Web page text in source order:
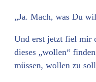
„Ja. Mach, was Du
Und erst jetzt fiel mir
dieses „wollen“
müssen, wollen zu